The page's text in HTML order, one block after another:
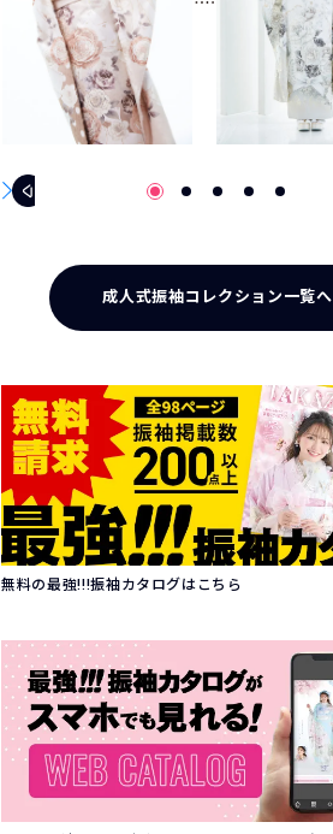
成人式振袖コレクション一覧へ
無料の最強!!!振袖カタログはこちら